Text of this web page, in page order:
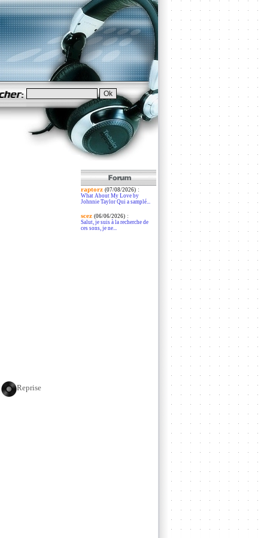
Reprise
raptorz (07/08/2026):
What About My Love by
Johnnie Taylor Qui a samplé...
scez (06/06/2026):
Salut, je suis à la recherche de
ces sons, je ne...